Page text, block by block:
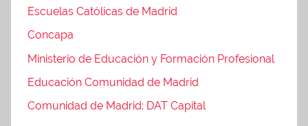
Escuelas Católicas de Madrid
Concapa
Ministerio de Educación y Formación Profesional
Educación Comunidad de Madrid
Comunidad de Madrid: DAT Capital